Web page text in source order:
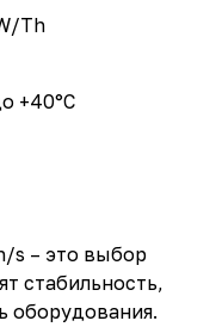
Th
+40°C
s – это выбор
стабильность,
оборудования.